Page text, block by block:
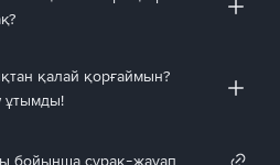
қалай қорғаймын?
ұтымды!
бойынша сұрақ-жауап